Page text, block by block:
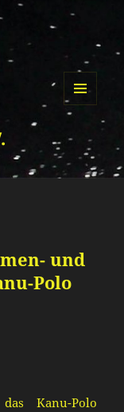
MENÜ
WIDGETS
und
Polo
Kanu-Polo